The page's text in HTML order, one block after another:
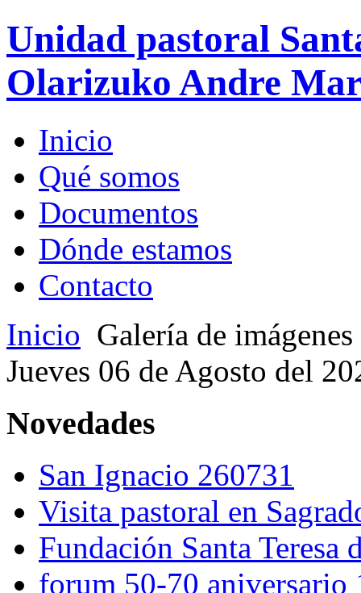
Unidad pastoral
Olarizuko Andre
Inicio
Qué somos
Documentos
Dónde estamos
Contacto
Inicio Galería de imágenes
Jueves 06 de Agosto del
Novedades
San Ignacio 260731
Visita pastoral en
Fundación Santa Teresa
forum 50-70 aniversario